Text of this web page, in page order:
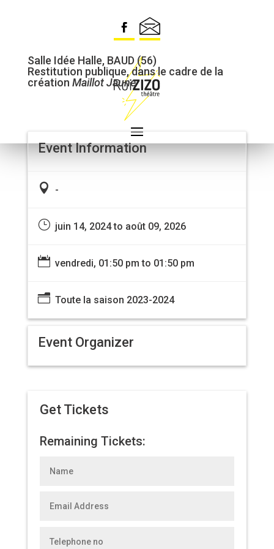
Salle Idée Halle, BAUD (56)
Restitution publique, dans le cadre de la
création Maillot Jaune
Event Information
 -
}juin 14, 2024 to août 09, 2026
 vendredi, 01:50 pm to 01:50 pm
nToute la saison 2023-2024
Event Organizer
Get Tickets
Remaining Tickets: